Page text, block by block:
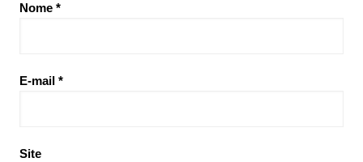
Nome *
E-mail *
Site